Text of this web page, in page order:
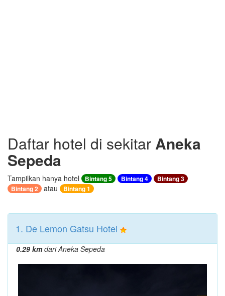
Daftar hotel di sekitar Aneka
Sepeda
Tampilkan hanya hotel Bintang 5 Bintang 4
Bintang 3
Bintang 2
atau Bintang 1
1. De Lemon Gatsu Hotel
0.29 kmdari Aneka Sepeda